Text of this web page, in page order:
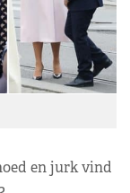
en jurk vind